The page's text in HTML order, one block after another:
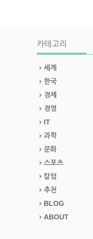
카테고리
세계
한국
경제
경영
IT
과학
문화
스포츠
칼럼
추천
BLOG
ABOUT